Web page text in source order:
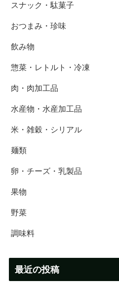
スナック・駄菓子
おつまみ・珍味
飲み物
惣菜・レトルト・冷凍
肉・肉加工品
水産物・水産加工品
米・雑穀・シリアル
麺類
卵・チーズ・乳製品
果物
野菜
調味料
最近の投稿